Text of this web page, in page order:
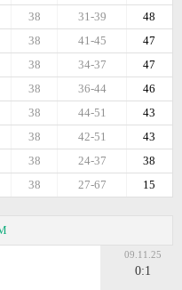
48
31-39
38
47
41-45
38
47
34-37
38
46
36-44
38
43
44-51
38
43
42-51
38
38
24-37
38
15
27-67
38
09.11.25
0:1